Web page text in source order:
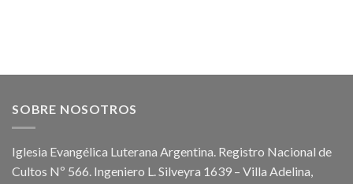
2026
SOBRE NOSOTROS
Iglesia Evangélica Luterana Argentina. Registro Nacional de
Cultos Nº 566. Ingeniero L. Silveyra 1639 – Villa Adelina,